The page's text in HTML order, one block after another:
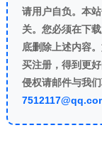
请用户自负。本
关。您必须在下
底删除上述内容
买注册，得到更
侵权请邮件与我